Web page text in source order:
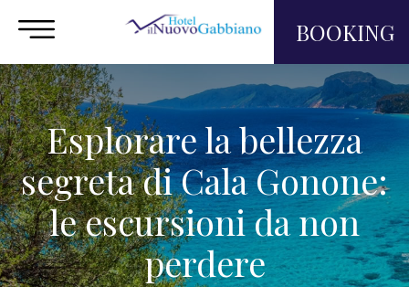
BOOKING
Esplorare la bellezza
segreta di Cala Gonone:
le escursioni da non
perdere